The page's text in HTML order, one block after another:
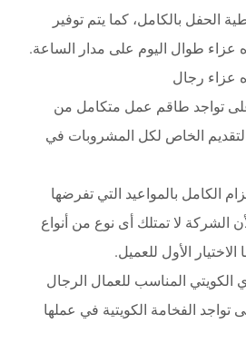
الحفل بالكامل، كما يتم توفير
طوال اليوم على مدار الساعة.
عزاء رجال
تواجد طاقم عمل متكامل من
الخاص لكل المشروبات في
الكامل بالمواعيد التي تفرضها
الشركة لا تمتلك أى نوع من أنواع
الاختيار الأول للعميل.
الكويتي المناسب للعمال الرجال
تواجد الفخامة الكويتية في عملها